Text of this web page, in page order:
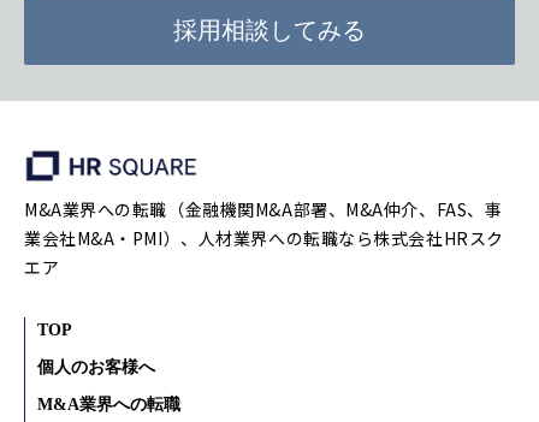
採用相談してみる
M&A業界への転職（金融機関M&A部署、M&A仲介、FAS、事
業会社M&A・PMI）、人材業界への転職なら株式会社HRスク
エア
TOP
個人のお客様へ
M&A業界への転職